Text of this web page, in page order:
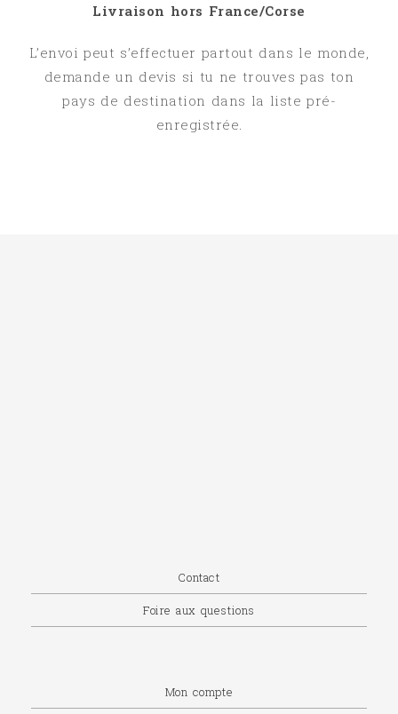
Livraison hors France/Corse
L’envoi peut s’effectuer partout dans le monde,
demande un devis si tu ne trouves pas ton
pays de destination dans la liste pré-
enregistrée.
Contact
Foire aux questions
Mon compte